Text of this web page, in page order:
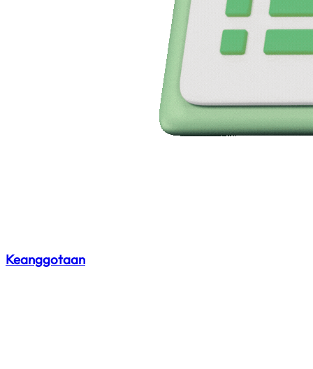
Keanggotaan